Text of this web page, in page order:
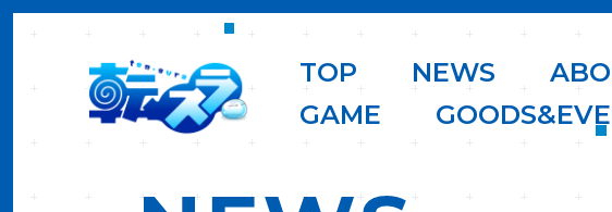
TOP NEWS ABO
GAME GOODS&EVE